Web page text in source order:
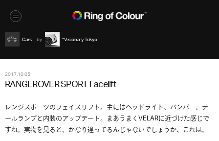
Cars *Visionary Tokyo
2017.10.05
RANGEROVER SPORT Facelift
レンジスポーツのフェイスリフト。主にはヘッドライト、バンパー、テ
ールランプと内装のアップデート。まあうまくVELARに近づけた感じで
すね。実物を見ると、かなり違ってるんじゃないでしょうか、これは。